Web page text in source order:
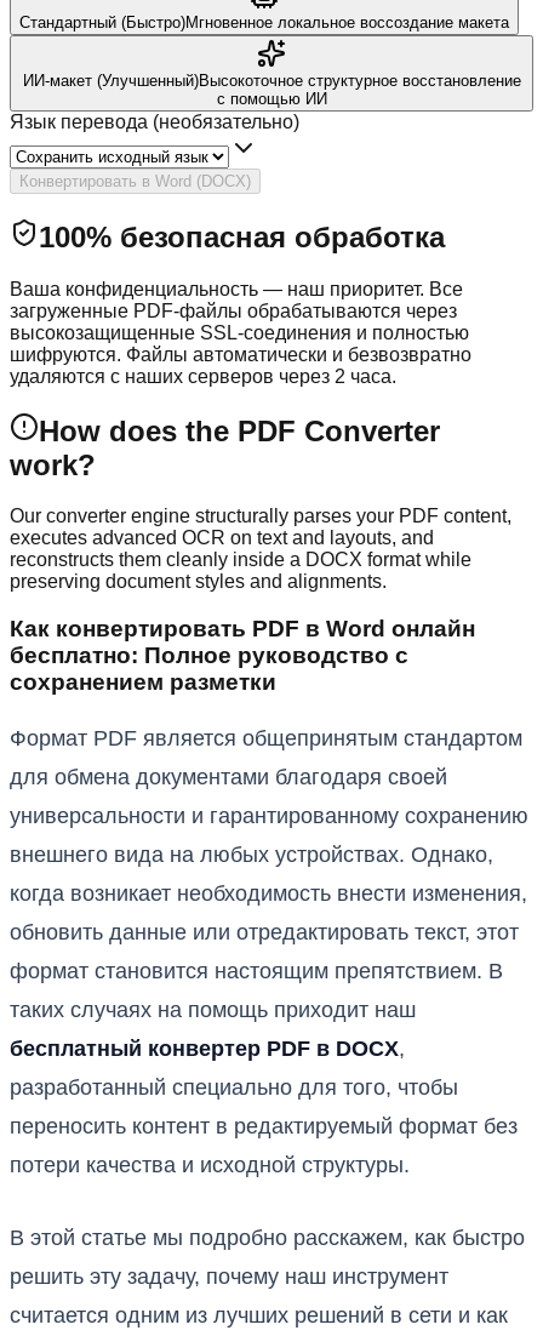
Стандартный (Быстро)Мгновенное локальное воссоздание макета
ИИ-макет (Улучшенный)Высокоточное структурное восстановление
с помощью ИИ
Язык перевода (необязательно)
Конвертировать в Word (DOCX)
100% безопасная обработка
Ваша конфиденциальность — наш приоритет. Все
загруженные PDF-файлы обрабатываются через
высокозащищенные SSL-соединения и полностью
шифруются. Файлы автоматически и безвозвратно
удаляются с наших серверов через 2 часа.
How does the PDF Converter
work?
Our converter engine structurally parses your PDF content,
executes advanced OCR on text and layouts, and
reconstructs them cleanly inside a DOCX format while
preserving document styles and alignments.
Как конвертировать PDF в Word онлайн
бесплатно: Полное руководство с
сохранением разметки
Формат PDF является общепринятым стандартом
для обмена документами благодаря своей
универсальности и гарантированному сохранению
внешнего вида на любых устройствах. Однако,
когда возникает необходимость внести изменения,
обновить данные или отредактировать текст, этот
формат становится настоящим препятствием. В
таких случаях на помощь приходит наш
бесплатный конвертер PDF в DOCX,
разработанный специально для того, чтобы
переносить контент в редактируемый формат без
потери качества и исходной структуры.
В этой статье мы подробно расскажем, как быстро
решить эту задачу, почему наш инструмент
считается одним из лучших решений в сети и как